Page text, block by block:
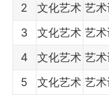
2
文化艺术 艺
3
文化艺术 艺
4
文化艺术 艺
5
文化艺术 艺